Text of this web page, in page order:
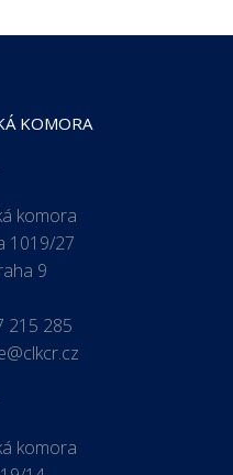
KOMORA
komora
1019/27
9
215 285
komora